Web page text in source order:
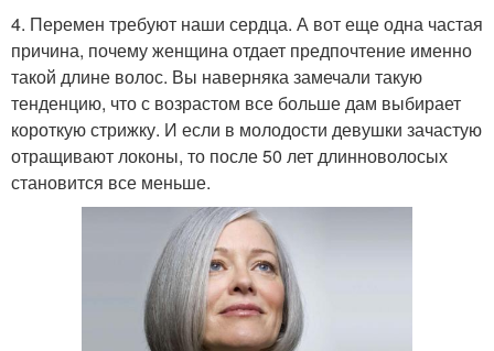
4. Перемен требуют наши сердца. А вот еще одна частая
причина, почему женщина отдает предпочтение именно
такой длине волос. Вы наверняка замечали такую
тенденцию, что с возрастом все больше дам выбирает
короткую стрижку. И если в молодости девушки зачастую
отращивают локоны, то после 50 лет длинноволосых
становится все меньше.